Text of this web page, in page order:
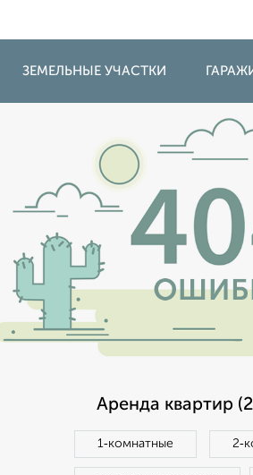
ЗЕМЕЛЬНЫЕ УЧАСТКИ
Аренда квартир
1‑комнатные